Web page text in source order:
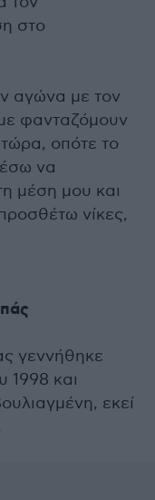
στο
αγώνα με τον
φανταζόμουν
οπότε το
να
μέση μου και
νίκες,
γεννήθηκε
1998 και
εκεί